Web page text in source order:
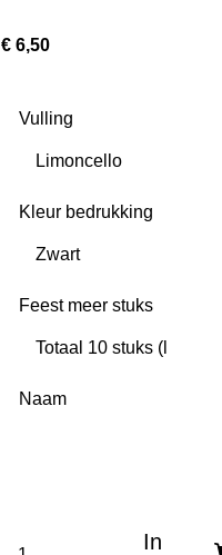
€ 6,50
Vulling
Kleur bedrukking
Feest meer stuks
Naam
In